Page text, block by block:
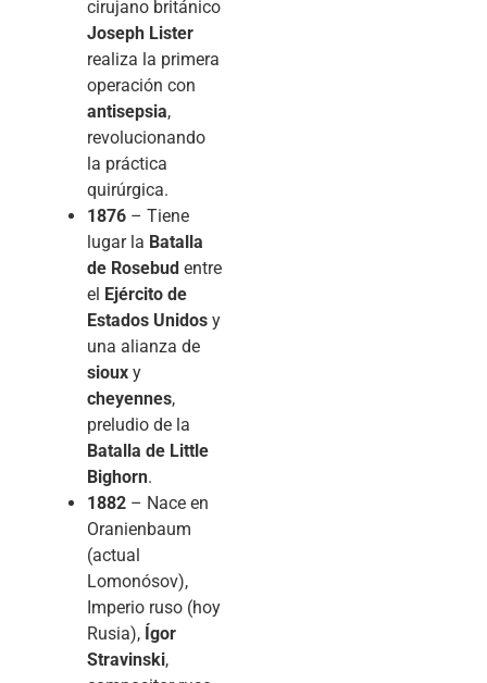
cirujano británico
Joseph Lister
realiza la primera
operación con
antisepsia,
revolucionando
la práctica
quirúrgica.
1876 – Tiene
lugar la Batalla
de Rosebud entre
el Ejército de
Estados Unidos y
una alianza de
sioux y
cheyennes,
preludio de la
Batalla de Little
Bighorn.
1882 – Nace en
Oranienbaum
(actual
Lomonósov),
Imperio ruso (hoy
Rusia), Ígor
Stravinski,